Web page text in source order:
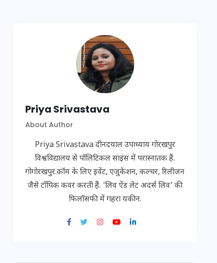
Priya Srivastava
About Author
Priya Srivastava दीनदयाल उपाध्याय गोरखपुर
विश्वविद्यालय से पॉलिटिकल साइंस में परास्नातक हैं.
गोगोरखपुर.कॉम के लिए इवेंट, एजुकेशन, कल्चर, रिलीजन
जैसे टॉपिक कवर करती हैं. 'लिव ऐंड लेट अदर्स लिव' की
फिलॉसफी में गहरा यकीन.